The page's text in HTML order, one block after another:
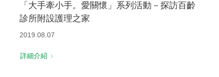
「大手牽小手。愛關懷」系列活動－探訪百齡
診所附設護理之家
2019.08.07
詳細介紹